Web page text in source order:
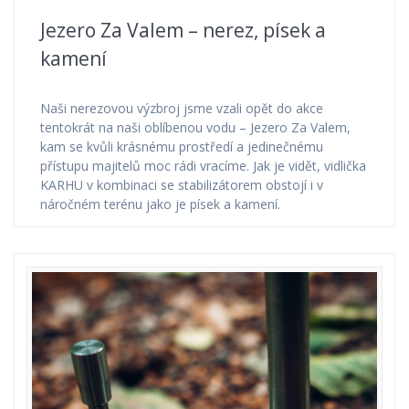
Jezero Za Valem – nerez, písek a
kamení
Naši nerezovou výzbroj jsme vzali opět do akce
tentokrát na naši oblíbenou vodu – Jezero Za Valem,
kam se kvůli krásnému prostředí a jedinečnému
přístupu majitelů moc rádi vracíme. Jak je vidět, vidlička
KARHU v kombinaci se stabilizátorem obstojí i v
náročném terénu jako je písek a kamení.